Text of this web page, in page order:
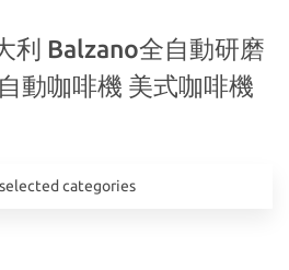
利 Balzano全自動研磨
動咖啡機 美式咖啡機
categories